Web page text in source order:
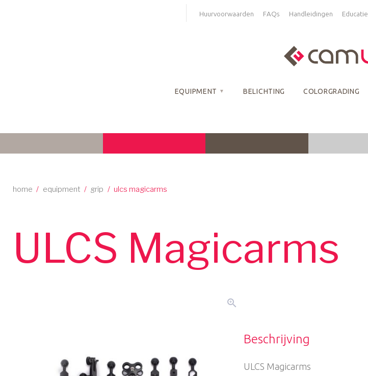
Huurvoorwaarden FAQs Handleidingen Educatie
EQUIPMENT BELICHTING COLORGRADING
home / equipment / grip / ulcs magicarms
ULCS Magicarms
zoom_in
Beschrijving
ULCS Magicarms